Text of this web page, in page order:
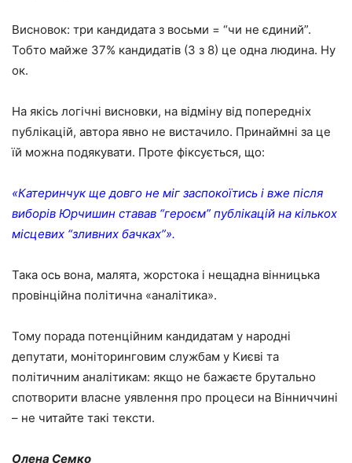
Висновок: три кандидата з восьми = “чи не єдиний”.
Тобто майже 37% кандидатів (3 з 8) це одна людина. Ну
ок.
На якісь логічні висновки, на відміну від попередніх
публікацій, автора явно не вистачило. Принаймні за це
їй можна подякувати. Проте фіксується, що:
«Катеринчук ще довго не міг заспокоїтись і вже після
виборів Юрчишин ставав “героєм” публікацій на кількох
місцевих “зливних бачках”».
Така ось вона, малята, жорстока і нещадна вінницька
провінційна політична «аналітика».
Тому порада потенційним кандидатам у народні
депутати, моніторинговим службам у Києві та
політичним аналітикам: якщо не бажаєте брутально
спотворити власне уявлення про процеси на Вінниччині
– не читайте такі тексти.
Олена Семко